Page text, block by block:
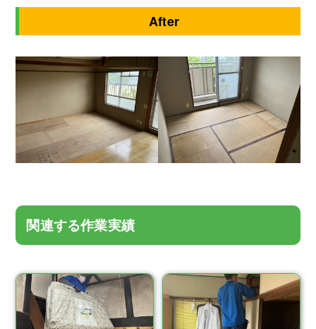
After
関連する作業実績